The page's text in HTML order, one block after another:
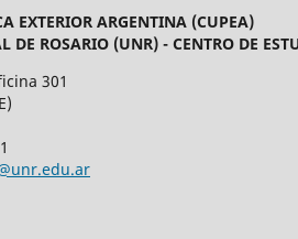
EXTERIOR ARGENTINA (CUPEA)
DE ROSARIO (UNR) - CENTRO DE
301